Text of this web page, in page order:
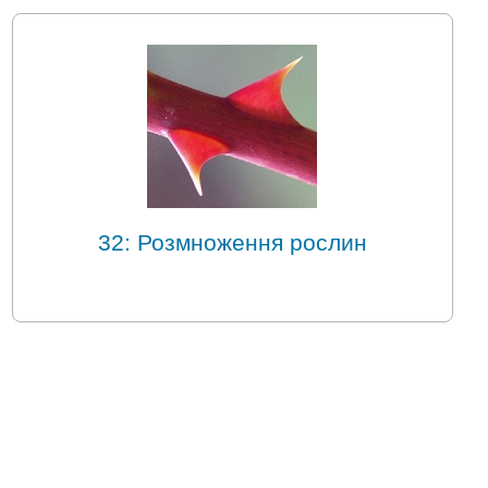
32: Розмноження рослин